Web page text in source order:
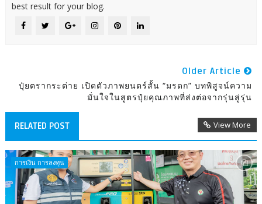
best result for your blog.
Older Article
ปุ๋ยตรากระต่าย เปิดตัวภาพยนตร์สั้น “มรดก” บทพิสูจน์ความ
มั่นใจในสูตรปุ๋ยคุณภาพที่ส่งต่อจากรุ่นสู่รุ่น
RELATED POST View More
การเงิน การลงทุน